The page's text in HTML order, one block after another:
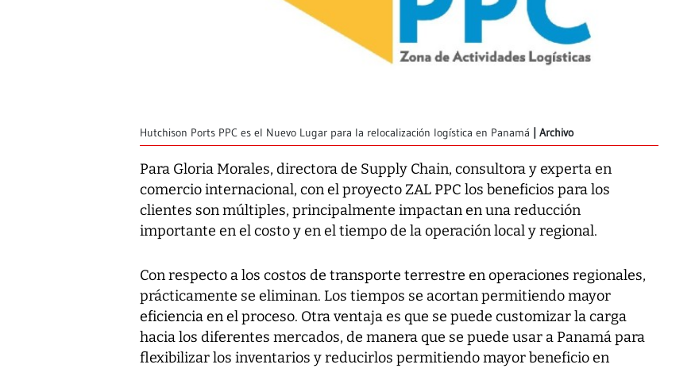
Hutchison Ports PPC es el Nuevo Lugar para la relocalización logística en Panamá Archivo
Para Gloria Morales, directora de Supply Chain, consultora y experta en
comercio internacional, conel proyecto ZAL PPC los beneficios para los
clientes son múltiples, principalmente impactan en una reducción
importante en el costo y en el tiempo de la operación local y regional.
Con respecto a los costos de transporte terrestre en operaciones regionales,
prácticamente se eliminan. Los tiempos se acortan permitiendo mayor
eficiencia en el proceso. Otra ventaja es que se puede customizar la carga
hacia los diferentes mercados, de manera que se puede usar a Panamá para
flexibilizar los inventarios y reducirlos permitiendo mayor beneficio en